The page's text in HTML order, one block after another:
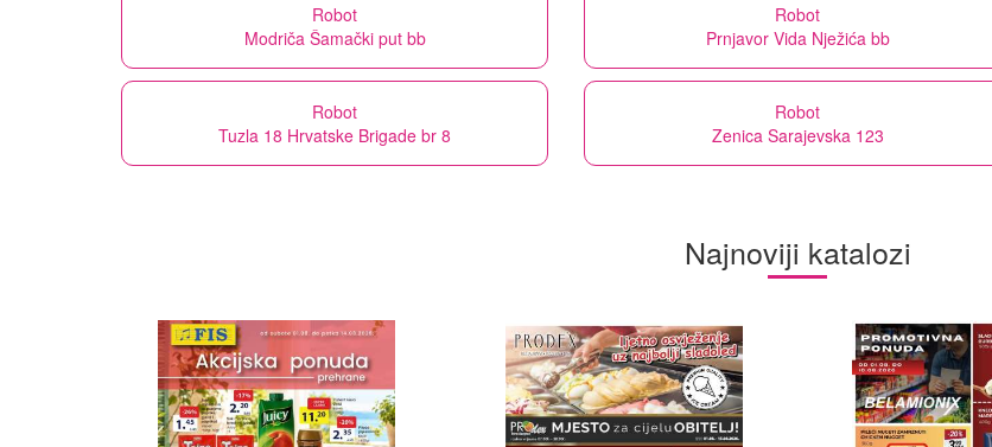
Robot
Modriča Šamački put bb
Robot
Prnjavor Vida Nježića bb
Robot
Tuzla 18 Hrvatske Brigade br 8
Robot
Zenica Sarajevska 123
Najnoviji katalozi